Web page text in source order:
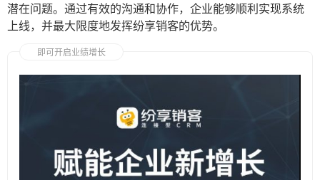
潜在问题。通过有效的沟通和协作，企业能够顺利实现系统
上线，并最大限度地发挥纷享销客的优势。
即可开启业绩增长